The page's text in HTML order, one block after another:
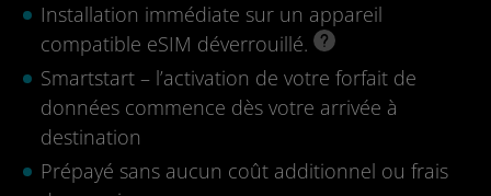
Installation immédiate sur un appareil
compatible eSIM déverrouillé.
Smartstart – l’activation de votre forfait de
données commence dès votre arrivée à
destination
Prépayé sans aucun coût additionnel ou frais